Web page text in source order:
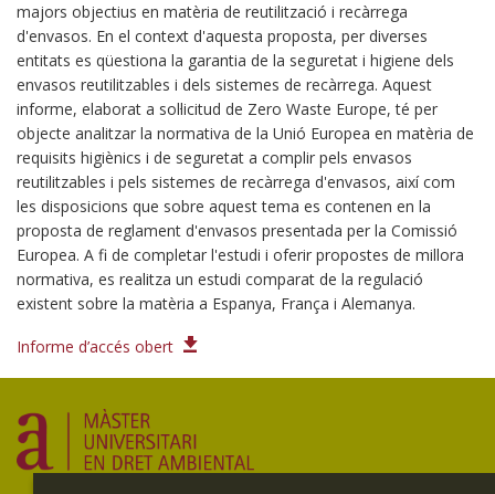
majors objectius en matèria de reutilització i recàrrega
d'envasos. En el context d'aquesta proposta, per diverses
entitats es qüestiona la garantia de la seguretat i higiene dels
envasos reutilitzables i dels sistemes de recàrrega. Aquest
informe, elaborat a sol·licitud de Zero Waste Europe, té per
objecte analitzar la normativa de la Unió Europea en matèria de
requisits higiènics i de seguretat a complir pels envasos
reutilitzables i pels sistemes de recàrrega d'envasos, així com
les disposicions que sobre aquest tema es contenen en la
proposta de reglament d'envasos presentada per la Comissió
Europea. A fi de completar l'estudi i oferir propostes de millora
normativa, es realitza un estudi comparat de la regulació
existent sobre la matèria a Espanya, França i Alemanya.
Informe d’accés obert